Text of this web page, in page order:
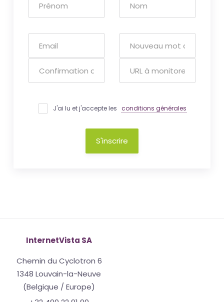
J'ai lu et j'accepte les conditions générales
S'inscrire
InternetVista SA
Chemin du Cyclotron 6
1348 Louvain-la-Neuve
(Belgique / Europe)